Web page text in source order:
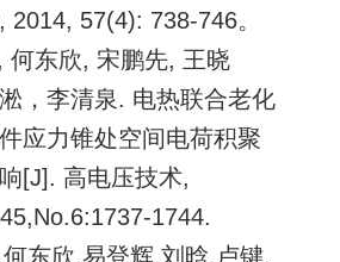
2014, 57(4): 738-746。
何东欣, 宋鹏先, 王晓
，李清泉. 电热联合老化
应力锥处空间电荷积聚
[J]. 高电压技术,
1744.
东欣,易登辉,刘晗,卢键.